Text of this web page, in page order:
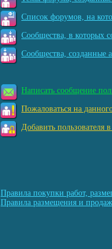
Список форумов, на
Сообщества, в которых
Сообщества, созданные
Написать сообщение
Пожаловаться на
Добавить пользователя
Правила покупки работ,
Правила размещения и